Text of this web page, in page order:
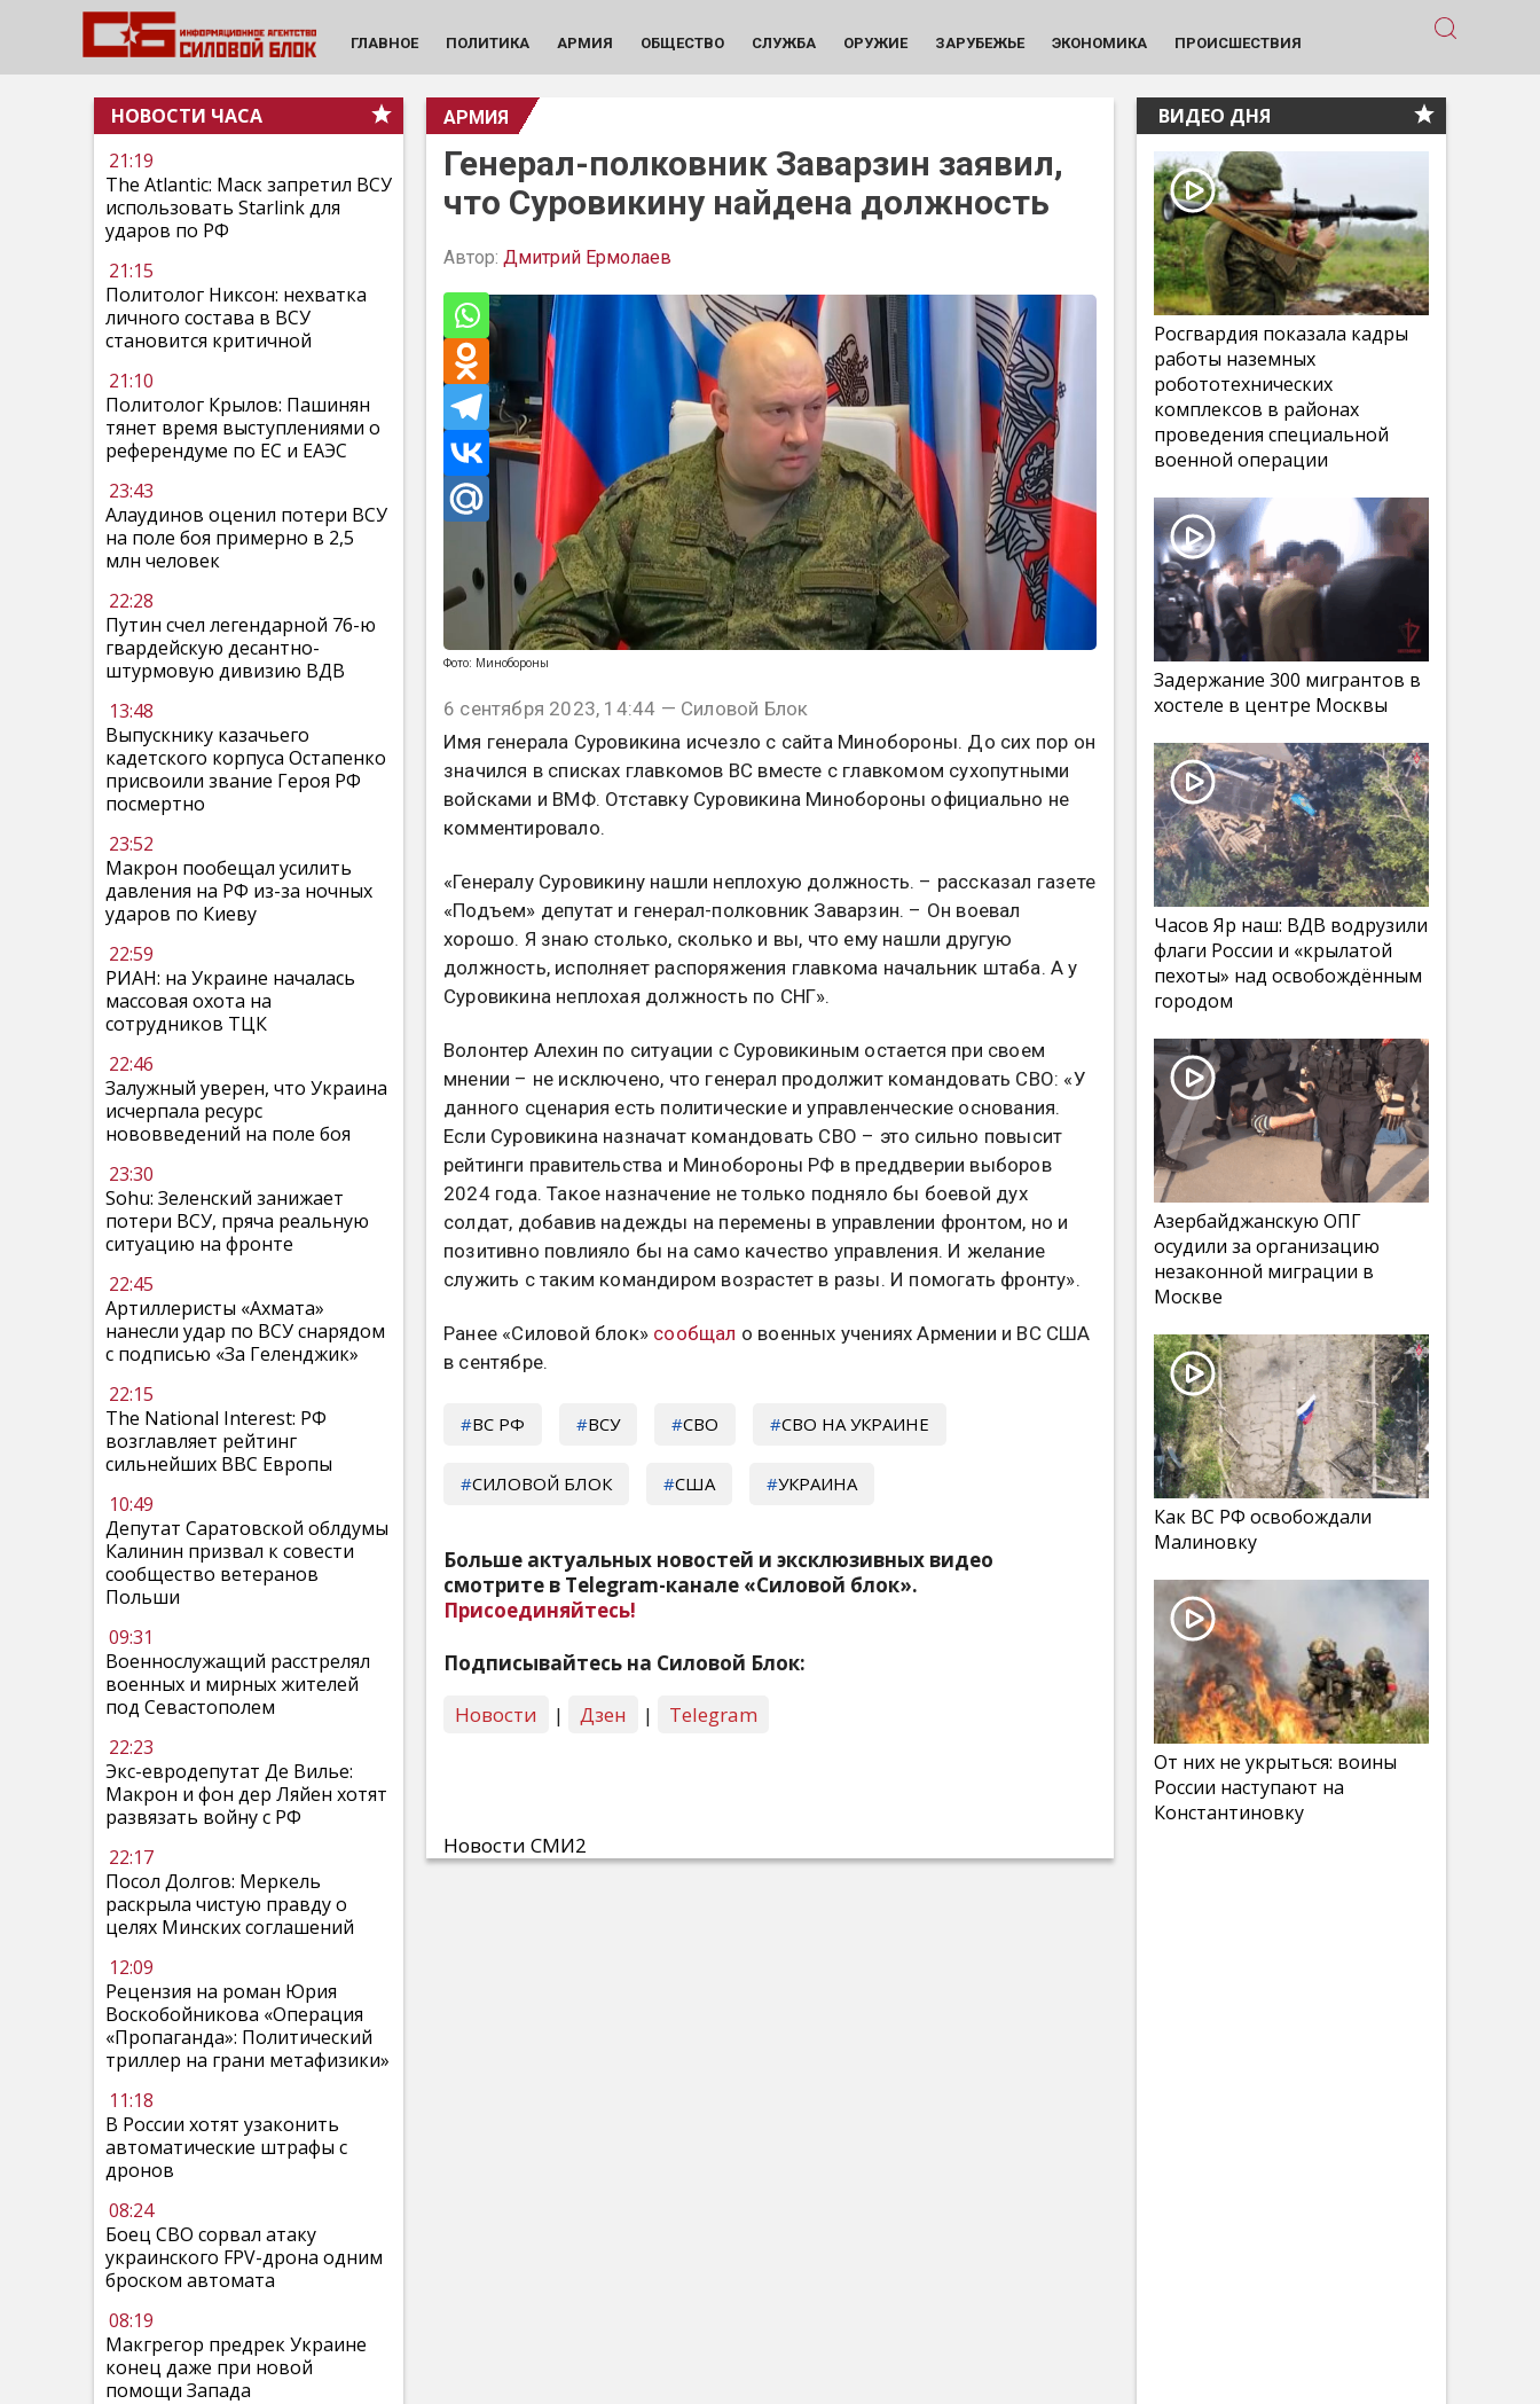
ГЛАВНОЕ ПОЛИТИКА АРМИЯ ОБЩЕСТВО СЛУЖБА ОРУЖИЕ ЗАРУБЕЖЬЕ ЭКОНОМИКА ПРОИСШЕСТВИЯ
НОВОСТИ ЧАСА
21:19
The Atlantic: Маск запретил ВСУ
использовать Starlink для
ударов по РФ
21:15
Политолог Никсон: нехватка
личного состава в ВСУ
становится критичной
21:10
Политолог Крылов: Пашинян
тянет время выступлениями о
референдуме по ЕС и ЕАЭС
23:43
Алаудинов оценил потери ВСУ
на поле боя примерно в 2,5
млн человек
22:28
Путин счел легендарной 76-ю
гвардейскую десантно-
штурмовую дивизию ВДВ
13:48
Выпускнику казачьего
кадетского корпуса Остапенко
присвоили звание Героя РФ
посмертно
23:52
Макрон пообещал усилить
давления на РФ из-за ночных
ударов по Киеву
22:59
РИАН: на Украине началась
массовая охота на
сотрудников ТЦК
22:46
Залужный уверен, что Украина
исчерпала ресурс
нововведений на поле боя
23:30
Sohu: Зеленский занижает
потери ВСУ, пряча реальную
ситуацию на фронте
22:45
Артиллеристы «Ахмата»
нанесли удар по ВСУ снарядом
с подписью «За Геленджик»
22:15
The National Interest: РФ
возглавляет рейтинг
сильнейших ВВС Европы
10:49
Депутат Саратовской облдумы
Калинин призвал к совести
сообщество ветеранов
Польши
09:31
Военнослужащий расстрелял
военных и мирных жителей
под Севастополем
22:23
Экс-евродепутат Де Вилье:
Макрон и фон дер Ляйен хотят
развязать войну с РФ
22:17
Посол Долгов: Меркель
раскрыла чистую правду о
целях Минских соглашений
12:09
Рецензия на роман Юрия
Воскобойникова «Операция
«Пропаганда»: Политический
триллер на грани метафизики»
11:18
В России хотят узаконить
автоматические штрафы с
дронов
08:24
Боец СВО сорвал атаку
украинского FPV-дрона одним
броском автомата
08:19
Макгрегор предрек Украине
конец даже при новой
помощи Запада
АРМИЯ
Генерал-полковник Заварзин заявил,
что Суровикину найдена должность
Автор: Дмитрий Ермолаев
Фото: Минобороны
6 сентября 2023, 14:44 — Силовой Блок
Имя генерала Суровикина исчезло с сайта Минобороны. До сих пор он
значился в списках главкомов ВС вместе с главкомом сухопутными
войсками и ВМФ. Отставку Суровикина Минобороны официально не
комментировало.
«Генералу Суровикину нашли неплохую должность. – рассказал газете
«Подъем» депутат и генерал-полковник Заварзин. – Он воевал
хорошо. Я знаю столько, сколько и вы, что ему нашли другую
должность, исполняет распоряжения главкома начальник штаба. А у
Суровикина неплохая должность по СНГ».
Волонтер Алехин по ситуации с Суровикиным остается при своем
мнении – не исключено, что генерал продолжит командовать СВО: «У
данного сценария есть политические и управленческие основания.
Если Суровикина назначат командовать СВО – это сильно повысит
рейтинги правительства и Минобороны РФ в преддверии выборов
2024 года. Такое назначение не только подняло бы боевой дух
солдат, добавив надежды на перемены в управлении фронтом, но и
позитивно повлияло бы на само качество управления. И желание
служить с таким командиром возрастет в разы. И помогать фронту».
Ранее «Силовой блок» сообщал о военных учениях Армении и ВС США
в сентябре.
ВС РФ ВСУ СВО СВО НА УКРАИНЕ
СИЛОВОЙ БЛОК США УКРАИНА
Больше актуальных новостей и эксклюзивных видео
смотрите в Telegram-канале «Силовой блок».
Присоединяйтесь!
Подписывайтесь на Силовой Блок:
Новости
| Дзен | Telegram
Новости СМИ2
ВИДЕО ДНЯ
Росгвардия показала кадры
работы наземных
робототехнических
комплексов в районах
проведения специальной
военной операции
Задержание 300 мигрантов в
хостеле в центре Москвы
Часов Яр наш: ВДВ водрузили
флаги России и «крылатой
пехоты» над освобождённым
городом
Азербайджанскую ОПГ
осудили за организацию
незаконной миграции в
Москве
Как ВС РФ освобождали
Малиновку
От них не укрыться: воины
России наступают на
Константиновку